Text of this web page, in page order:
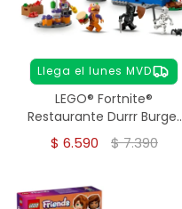
Llega el lunes MVD
LEGO® Fortnite®
Restaurante Durrr Burger
(77076)
$ 6.590 $7.390